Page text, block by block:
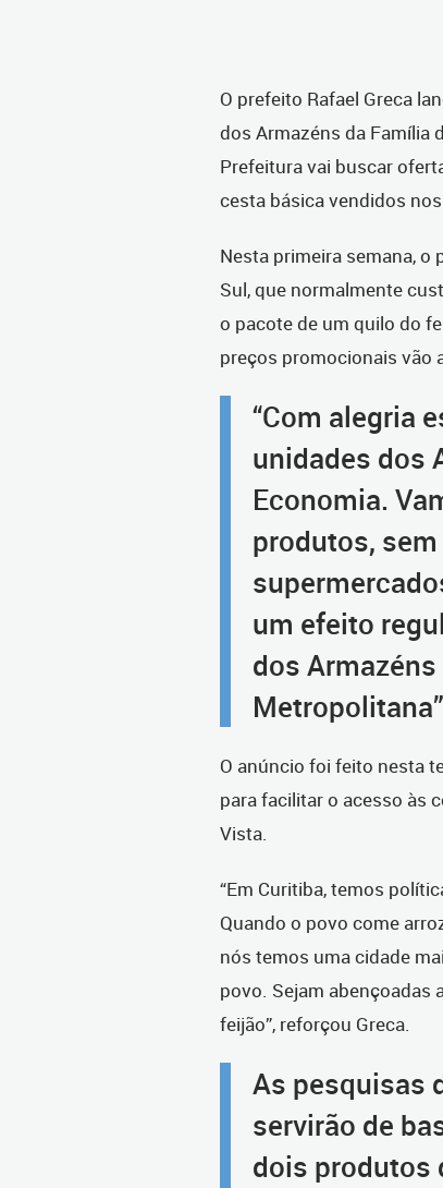
O prefeito Rafael Greca
dos Armazéns da Família
Prefeitura vai buscar
cesta básica vendidos
Nesta primeira semana,
Sul, que normalmente
o pacote de um quilo do
preços promocionais vão
“Com alegria
unidades dos
Economia.
produtos,
um efeito
dos
O anúncio foi feito nesta
para facilitar o acesso às
Vista.
“Em Curitiba, temos
Quando o povo come
nós temos uma cidade
povo. Sejam abençoadas
feijão”, reforçou Greca.
As pesquisas
servirão de
dois produtos